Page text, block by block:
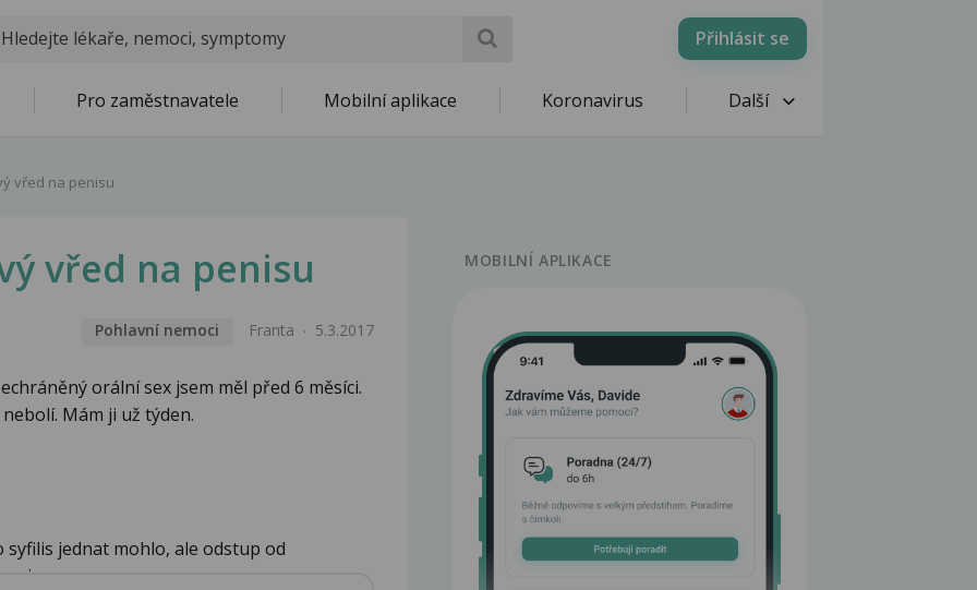
Přihlásit se
Pro zaměstnavatele Mobilní aplikace Koronavirus Další
vřed na penisu
vřed na penisu
Pohlavní nemoci Franta 5.3.2017
orální sex jsem měl před 6 měsíci.
Mám ji už týden.
jednat mohlo, ale odstup od
je u...
MOBILNÍ APLIKACE